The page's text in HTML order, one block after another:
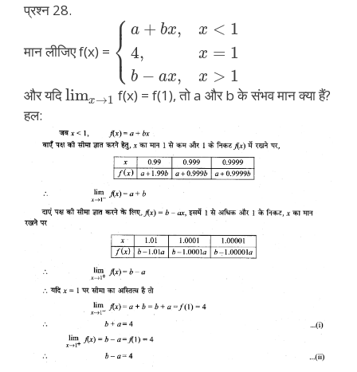
प्रश्न 28.
मान लीजिए f(x) = ⎧
⎩
⎨⎪
⎪
a + bx,
4,
b − ax,
x < 1
x = 1
x > 1
और यदिlimx→1 f(x) = f(1), तो a और b के संभव मान क्या हैं?
हल: